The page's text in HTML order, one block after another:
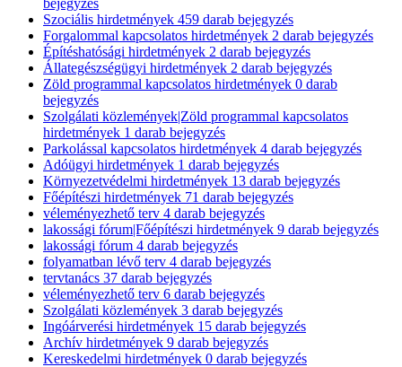
Szociális hirdetmények 459 darab bejegyzés
Forgalommal kapcsolatos hirdetmények 2 darab bejegyzés
Építéshatósági hirdetmények 2 darab bejegyzés
Állategészségügyi hirdetmények 2 darab bejegyzés
Zöld programmal kapcsolatos hirdetmények 0 darab
bejegyzés
Szolgálati közlemények|Zöld programmal kapcsolatos
hirdetmények 1 darab bejegyzés
Parkolással kapcsolatos hirdetmények 4 darab bejegyzés
Adóügyi hirdetmények 1 darab bejegyzés
Környezetvédelmi hirdetmények 13 darab bejegyzés
Főépítészi hirdetmények 71 darab bejegyzés
véleményezhető terv 4 darab bejegyzés
lakossági fórum|Főépítészi hirdetmények 9 darab bejegyzés
lakossági fórum 4 darab bejegyzés
folyamatban lévő terv 4 darab bejegyzés
tervtanács 37 darab bejegyzés
véleményezhető terv 6 darab bejegyzés
Szolgálati közlemények 3 darab bejegyzés
Ingóárverési hirdetmények 15 darab bejegyzés
Archív hirdetmények 9 darab bejegyzés
Kereskedelmi hirdetmények 0 darab bejegyzés